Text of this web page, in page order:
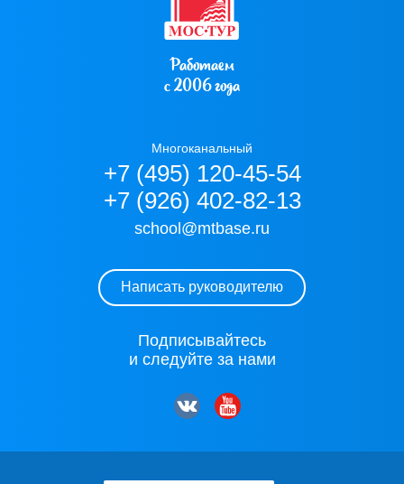
Работаем
с 2006 года
Многоканальный
+7 (495) 120-45-54
+7 (926) 402-82-13
school@mtbase.ru
Написать руководителю
Подписывайтесь
и следуйте за нами